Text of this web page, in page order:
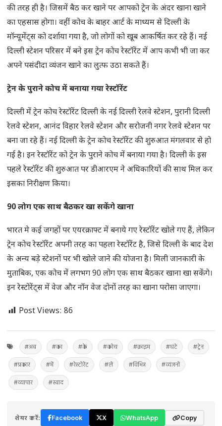
की तरह ही है। जिसमें बैठ कर खाने पर आपको ट्रेन के अंदर खाना खाने
का एहसास होगा। वहीं कोच के बाहर आर्ट के माध्यम से दिल्ली के
मॉन्यूमेंट्स को दर्शाया गया है, जो लोगों को खूब आकर्षित कर रहे हैं। नई
दिल्ली स्टेशन परिसर में बने इस ट्रेन कोच रेस्टॉरेंट में आप कभी भी जा कर
अपने पसंदीदा व्यंजन खाने का लुत्फ उठा सकते हैं।
ट्रेन के पुराने कोच में बनाया गया रेस्टॉरेंट
दिल्ली में ट्रेन कोच रेस्टॉरेंट दिल्ली के नई दिल्ली रेलवे स्टेशन, पुरानी दिल्ली
रेलवे स्टेशन, आनंद विहार रेलवे स्टेशन और सरोजनी नगर रेलवे स्टेशन पर
बना जा रहे हैं। नई दिल्ली के ट्रेन कोच रेस्टॉरेंट की शुरुआत मंगलवार से हो
गई है। इन रेस्टॉरेंट को ट्रेन के पुराने कोच में बनाया गया है। दिल्ली के इस
पहले रेस्टॉरेंट की शुरुआत पर डीआरएम ने अधिकारियों की साथ मिल कर
इसका निरीक्षण किया।
90 लोग एक साथ बैठकर खा सकेंगे खाना
भारत मे कई जगहों पर एयरक्राफ्ट में बनाये गए रेस्टॉरेंट खोले गए हैं, लेकिन
ट्रेन कोच रेस्टॉरेंट अपनी तरह का पहला रेस्टॉरेंट है, जिसे दिल्ली के बाद देश
के अन्य बड़े स्टेशनों पर भी खोले जाने की योजना है। मिली जानकारी के
मुताबिक, एक कोच में लगभग 90 लोग एक साथ बैठकर खाना खा सकेंगे।
इन रेस्टोरेंट्स में वेज और नॉन वेज दोनों तरह का खाना परोसा जाएगा।
Post Views: 86
#अब #का #के #कोच #क्राइम #घंटे #ट्रेन
#प्रकार #में #रेस्टोरेंट #ले #विभिन्न #व्यंजनों
#व्यापार #स्वाद
शेयर करें: Facebook X WhatsApp Copy